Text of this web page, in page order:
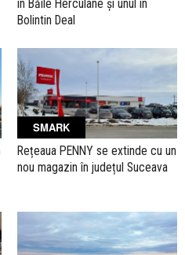
în Băile Herculane și unul în
Bolintin Deal
SMARK
Rețeaua PENNY se extinde cu un
nou magazin în județul Suceava